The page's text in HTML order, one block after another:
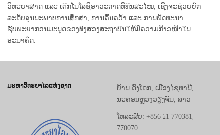
ວິທະຍາສາດ ແລະ ເຕັກໂນໂລຊີອາວະກາດທີ່ທັນສະໄໝ, ເຊິ່ງຈະຊ່ວຍຍົກ
ລະດັບຄຸນນະພາບການສຶກສາ, ການຄົ້ນຄວ້າ ແລະ ການພັດທະນາ
ຊັບພະຍາກອນມະນຸດຂອງທັງສອງສະຖາບັນໃຫ້ມີຄວາມກ້າວໜ້າໃນ
ອະນາຄົດ.
ມະຫາວິທະຍາໄລແຫ່ງຊາດ
ບ້ານ ດົງໂດກ, ເມືອງໄຊທານີ,
ນະຄອນຫຼວງວຽງຈັນ, ລາວ
ໂທລະສັບ: +856 21 770381,
770070